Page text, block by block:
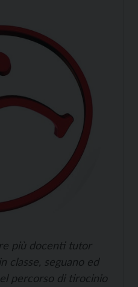
più docenti tutor
classe, seguano ed
percorso di tirocinio